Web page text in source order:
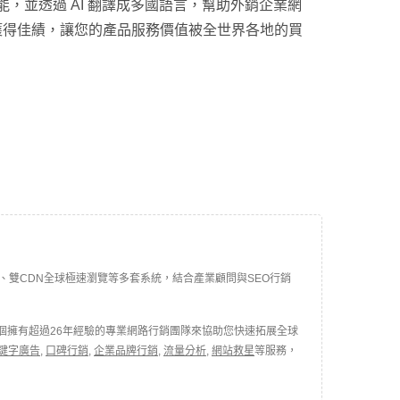
，並透過 AI 翻譯成多國語言，幫助外銷企業網
佳績，讓您的產品服務價值被全世界各地的買
CDN全球極速瀏覽等多套系統，結合產業顧問與SEO行銷
有超過26年經驗的專業網路行銷團隊來協助您快速拓展全球
字廣告, 口碑行銷, 企業品牌行銷, 流量分析, 網站救星等服務，